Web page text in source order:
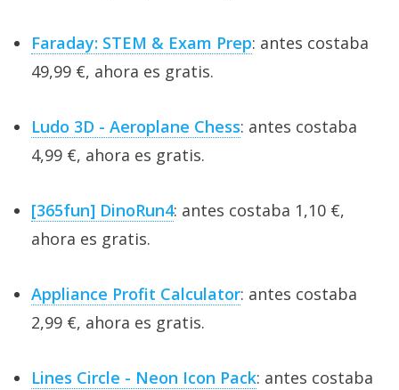
Faraday: STEM & Exam Prep: antes costaba
49,99 €, ahora es gratis.
Ludo 3D - Aeroplane Chess: antes costaba
4,99 €, ahora es gratis.
[365fun] DinoRun4: antes costaba 1,10 €,
ahora es gratis.
Appliance Profit Calculator: antes costaba
2,99 €, ahora es gratis.
Lines Circle - Neon Icon Pack: antes costaba